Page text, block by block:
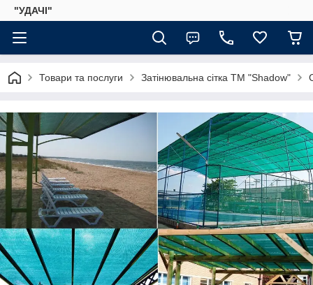
"УДАЧІ"
Товари та послуги Затінювальна сітка ТМ "Shadow"